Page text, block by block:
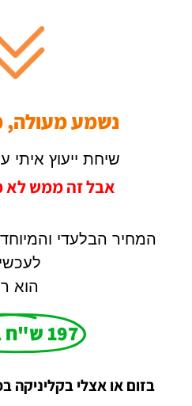
נשמע מעולה,
שיחת ייעוץ איתי עולה
אבל זה ממש
המחיר הבלעדי
הוא
197 ש"ח בלבד!
בזום או אצלי בקליניקה